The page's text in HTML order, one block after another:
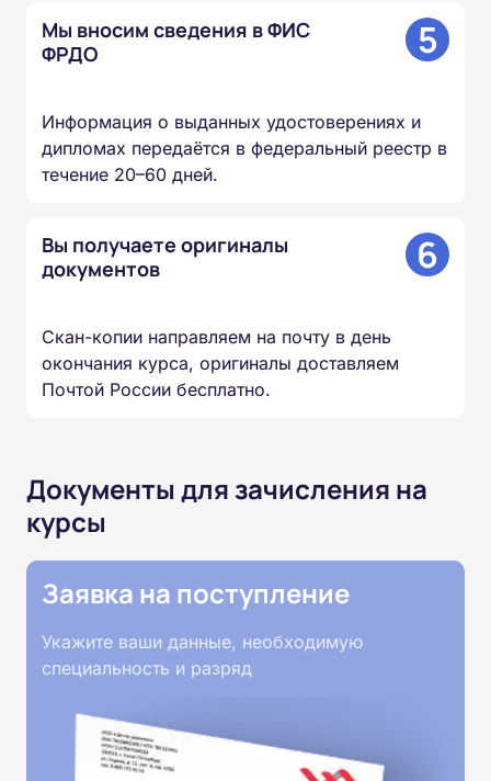
Мы вносим сведения в ФИС
ФРДО
5
Информация о выданных удостоверениях и
дипломах передаётся в федеральный реестр в
течение 20–60 дней.
Вы получаете оригиналы
документов
6
Скан-копии направляем на почту в день
окончания курса, оригиналы доставляем
Почтой России бесплатно.
Документы для зачисления на
курсы
Заявка на поступление
Укажите ваши данные, необходимую
специальность и разряд